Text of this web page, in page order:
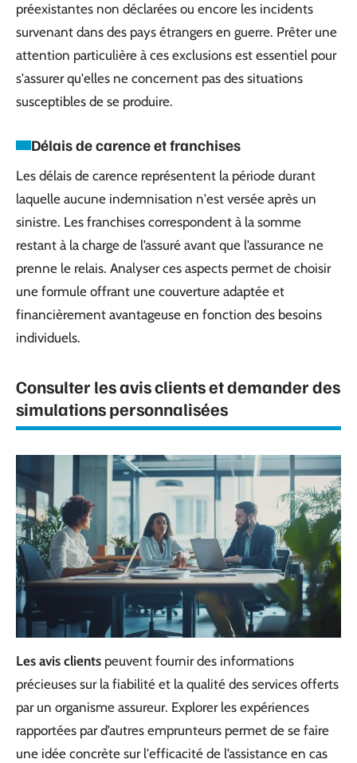
préexistantes non déclarées ou encore les incidents
survenant dans des pays étrangers en guerre. Prêter une
attention particulière à ces exclusions est essentiel pour
s'assurer qu'elles ne concernent pas des situations
susceptibles de se produire.
Délais de carence et franchises
Les délais de carence représentent la période durant
laquelle aucune indemnisation n'est versée après un
sinistre. Les franchises correspondent à la somme
restant à la charge de l’assuré avant que l’assurance ne
prenne le relais. Analyser ces aspects permet de choisir
une formule offrant une couverture adaptée et
financièrement avantageuse en fonction des besoins
individuels.
Consulter les avis clients et demander des
simulations personnalisées
Les avis clients peuvent fournir des informations
précieuses sur la fiabilité et la qualité des services offerts
par un organisme assureur. Explorer les expériences
rapportées par d’autres emprunteurs permet de se faire
une idée concrète sur l'efficacité de l’assistance en cas